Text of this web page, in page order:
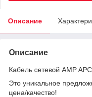
Описание
Описание
Кабель сетевой AMP
Это уникальное
цена/качество!